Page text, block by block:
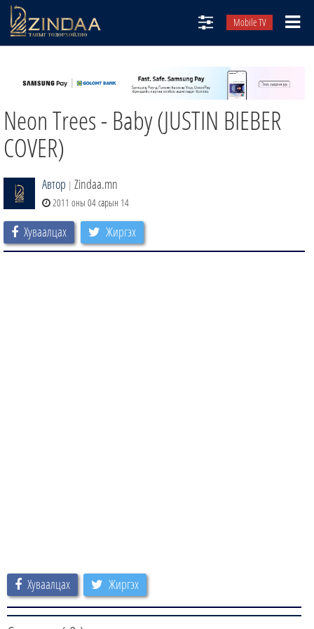
Mobile TV
ТВ8
ӨГЛӨӨНИЙ СОНИН
АУДИО ЗОХИОЛ
ЗИНДАА СЭТГҮҮЛ
Neon Trees - Baby (JUSTIN BIEBER
COVER)
Автор | Zindaa.mn
2011 оны 04 сарын 14
Хуваалцах Жиргэх
Хуваалцах Жиргэх